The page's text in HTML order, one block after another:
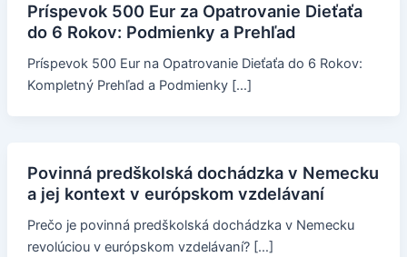
Príspevok 500 Eur za Opatrovanie Dieťaťa
do 6 Rokov: Podmienky a Prehľad
Príspevok 500 Eur na Opatrovanie Dieťaťa do 6 Rokov:
Kompletný Prehľad a Podmienky […]
Povinná predškolská dochádzka v Nemecku
a jej kontext v európskom vzdelávaní
Prečo je povinná predškolská dochádzka v Nemecku
revolúciou v európskom vzdelávaní? […]